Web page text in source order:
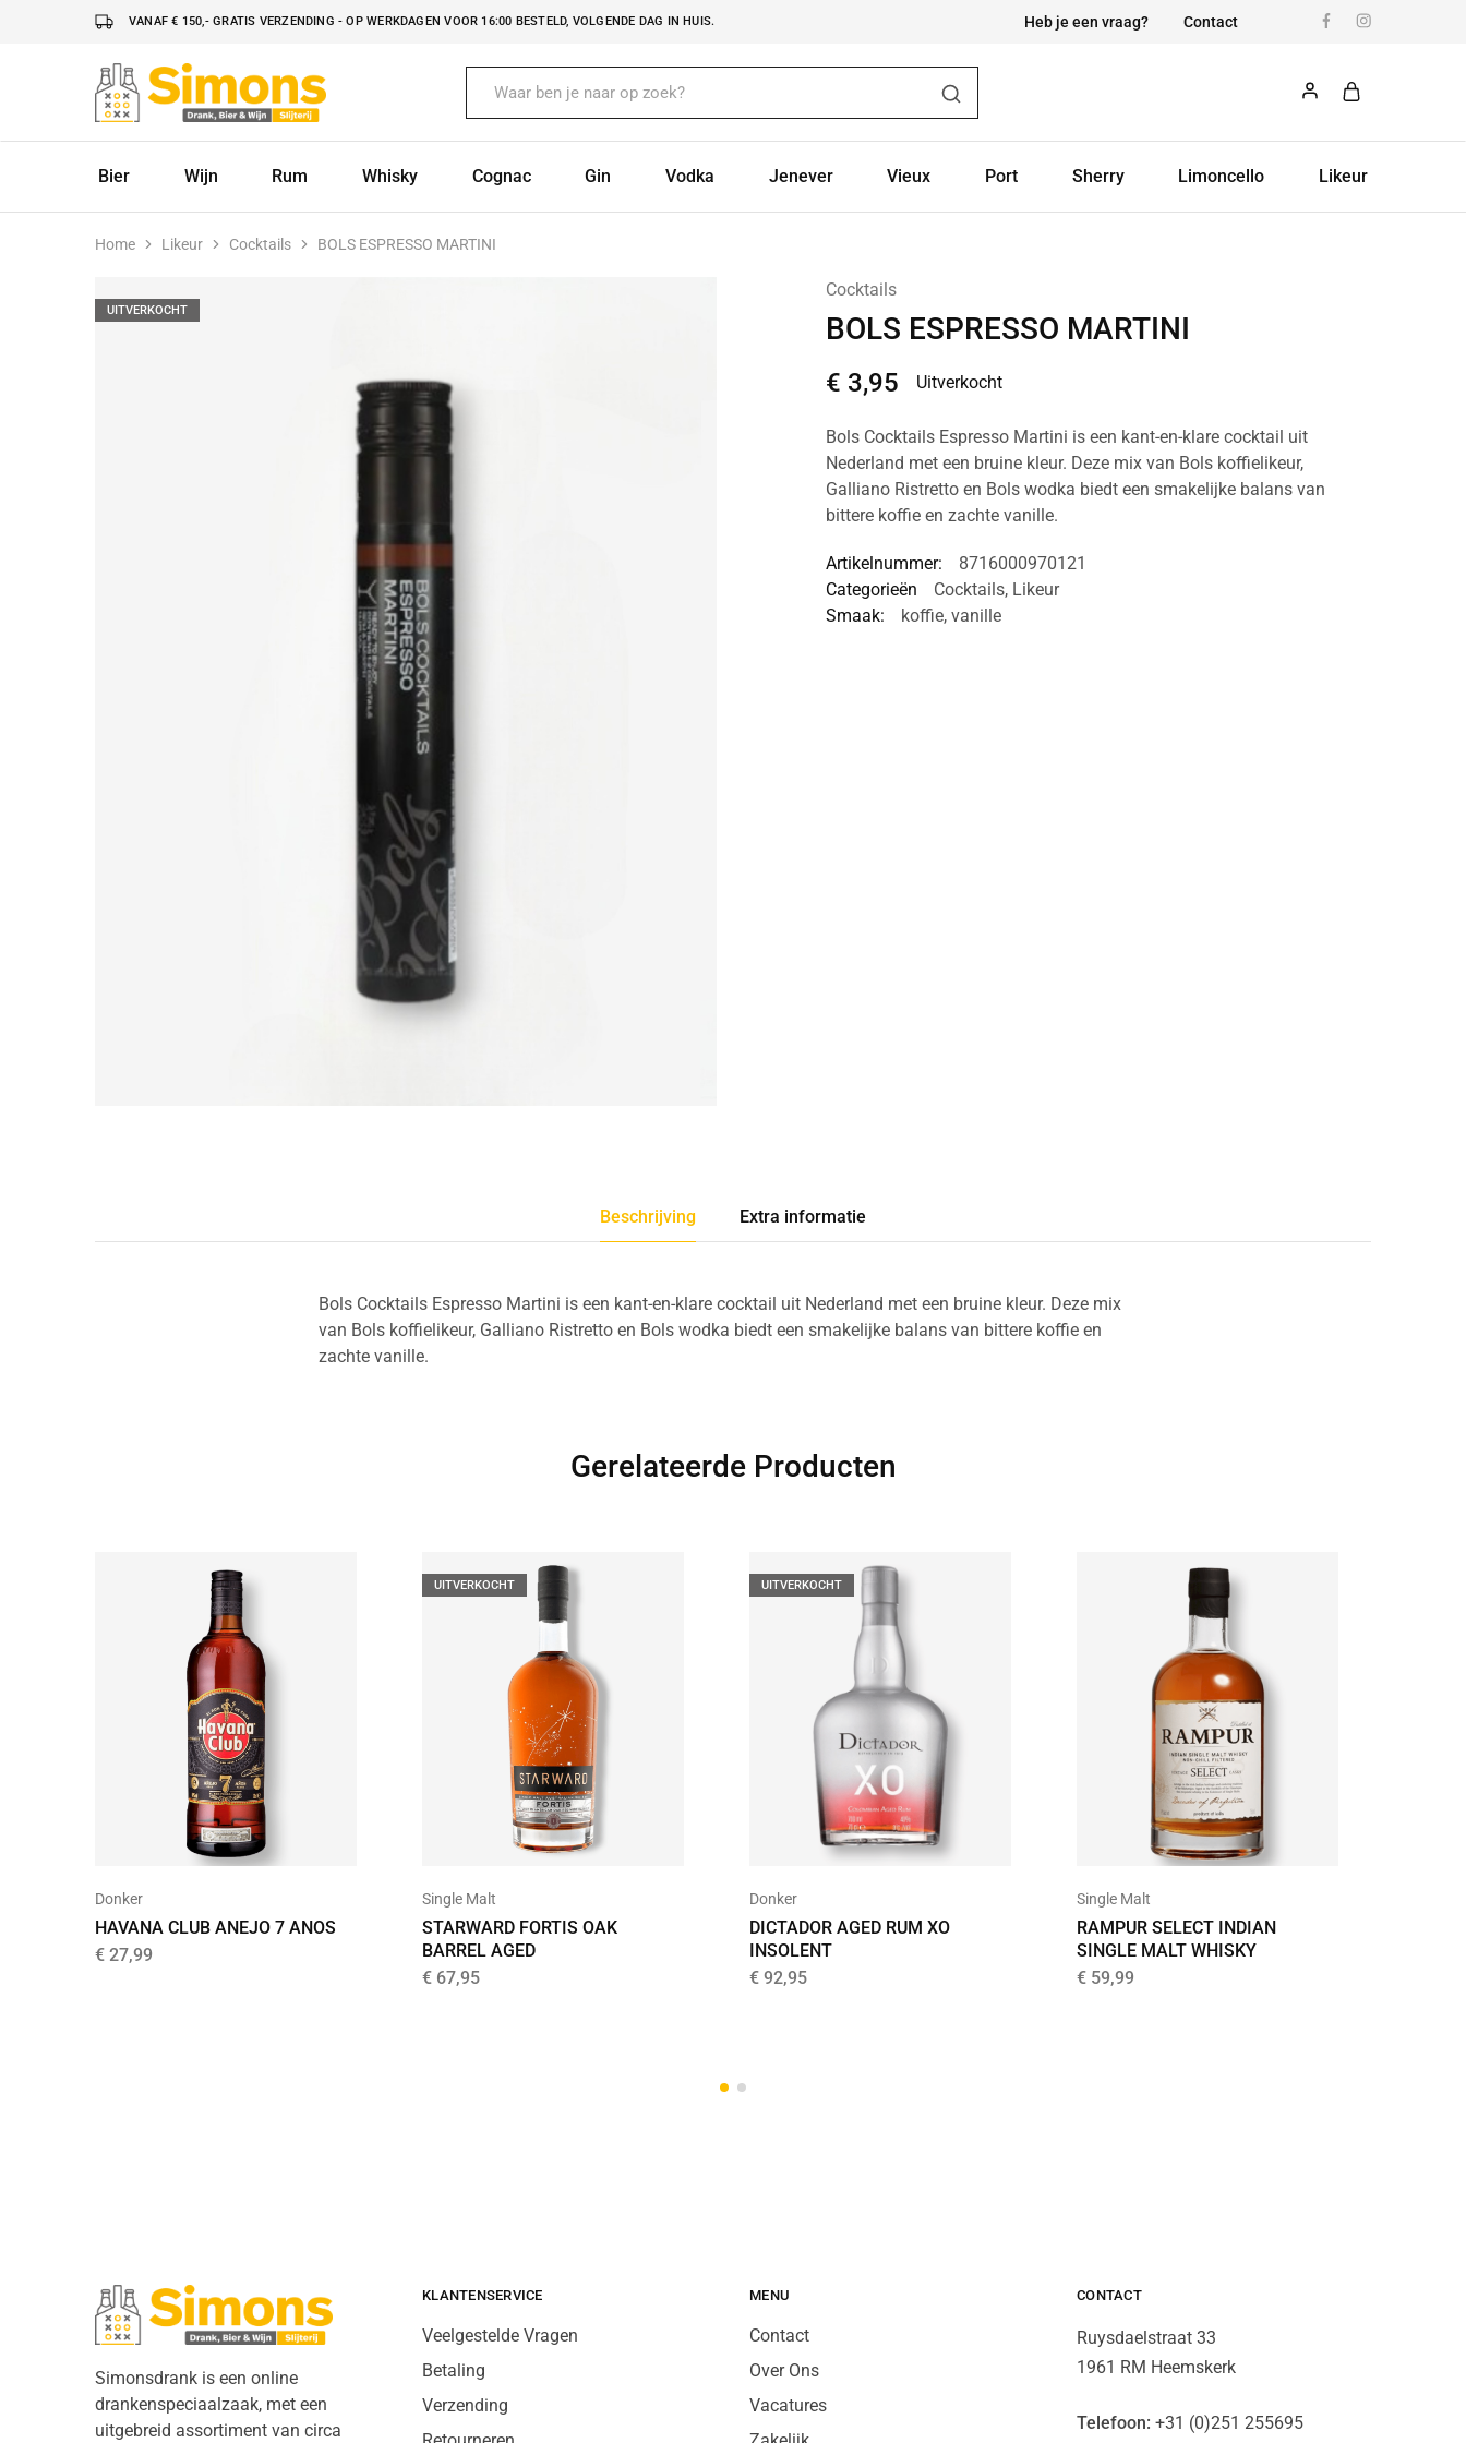
VANAF € 150,- GRATIS VERZENDING - OP WERKDAGEN VOOR 16:00 BESTELD, VOLGENDE DAG IN HUIS. Heb je een vraag? Contact
Simonsdrank.nl
Drank,
Bier
Bier
Wijn Rum Whisky Cognac Gin Vodka Jenever Vieux Port Sherry Limoncello Likeur
Home Likeur Cocktails BOLS ESPRESSO MARTINI
UITVERKOCHT
Cocktails
BOLS ESPRESSO MARTINI
€ 3,95 Uitverkocht
Bols Cocktails Espresso Martini is een kant-en-klare cocktail uit
Nederland met een bruine kleur. Deze mix van Bols koffielikeur,
Galliano Ristretto en Bols wodka biedt een smakelijke balans van
bittere koffie en zachte vanille.
Artikelnummer:
8716000970121
Categorieën
Cocktails, Likeur
Smaak:
koffie, vanille
Beschrijving Extra informatie
Bols Cocktails Espresso Martini is een kant-en-klare cocktail uit Nederland met een bruine kleur. Deze mix
van Bols koffielikeur, Galliano Ristretto en Bols wodka biedt een smakelijke balans van bittere koffie en
zachte vanille.
Gerelateerde Producten
Donker
HAVANA CLUB ANEJO 7 ANOS
€ 27,99
UITVERKOCHT
Single Malt
STARWARD FORTIS OAK
BARREL AGED
€ 67,95
UITVERKOCHT
Donker
DICTADOR AGED RUM XO
INSOLENT
€ 92,95
Single Malt
RAMPUR SELECT INDIAN
SINGLE MALT WHISKY
€ 59,99
Simonsdrank is een online
drankenspeciaalzaak, met een
uitgebreid assortiment van circa
KLANTENSERVICE
Veelgestelde Vragen
Betaling
Verzending
MENU
Contact
Over Ons
Vacatures
CONTACT
Ruysdaelstraat 33
1961 RM Heemskerk
Telefoon: +31 (0)251 255695